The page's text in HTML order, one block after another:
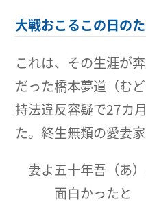
大戦おこるこの日の
これは、その生涯が
だった橋本夢道（む
持法違反容疑で27カ
た。終生無類の愛妻家
妻よ五十年吾（あ
面白かったと